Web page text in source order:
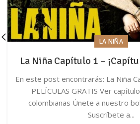
LA NIÑA
La Niña Capítulo 1 –
En este post encontrarás: La Niña
PELÍCULAS GRATIS Ver
colombianas Únete a nuestro
Suscríbete a...